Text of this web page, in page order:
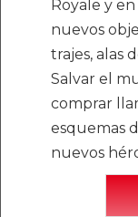
Royale y
nuevos
trajes, alas
Salvar el
comprar
esquemas
nuevos